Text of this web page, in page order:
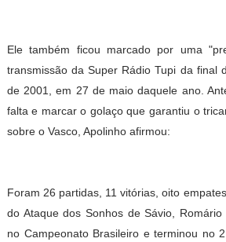
Ele também ficou marcado por uma
transmissão da Super Rádio Tupi da final
de 2001, em 27 de maio daquele ano.
falta e marcar o golaço que garantiu o
sobre o Vasco, Apolinho afirmou:
Foram 26 partidas, 11 vitórias, oito
do Ataque dos Sonhos de Sávio,
no Campeonato Brasileiro e terminou no